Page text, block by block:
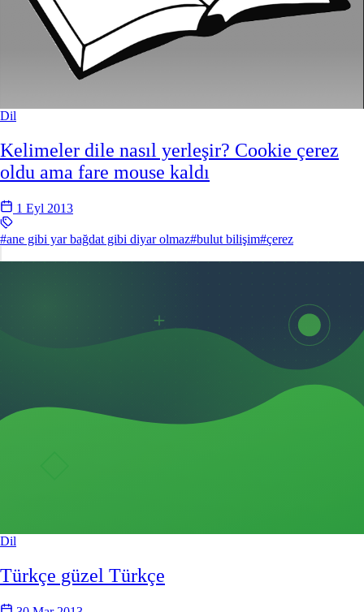
Dil
Kelimeler dile nasıl yerleşir? Cookie çerez
oldu ama fare mouse kaldı
1 Eyl 2013
#ane gibi yar bağdat gibi diyar olmaz#bulut bilişim#çerez
Dil
Türkçe güzel Türkçe